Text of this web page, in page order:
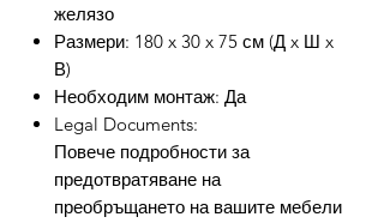
желязо
Размери: 180 x 30 x 75 см (Д x Ш x
В)
Необходим монтаж: Да
Legal Documents:
Повече подробности за
предотвратяване на
преобръщането на вашите мебели